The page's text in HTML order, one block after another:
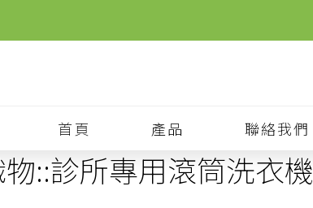
首頁 產品 聯絡我們
::診所專用滾筒洗衣機